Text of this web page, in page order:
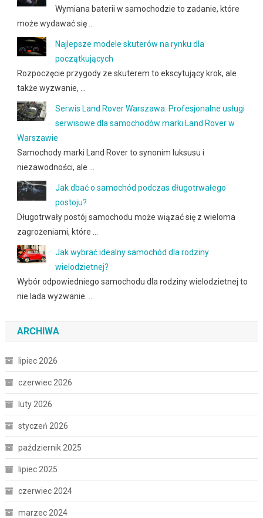
Wymiana baterii w samochodzie to zadanie, które
może wydawać się …
Najlepsze modele skuterów na rynku dla
początkujących
Rozpoczęcie przygody ze skuterem to ekscytujący krok, ale
także wyzwanie, …
Serwis Land Rover Warszawa: Profesjonalne usługi
serwisowe dla samochodów marki Land Rover w
Warszawie
Samochody marki Land Rover to synonim luksusu i
niezawodności, ale …
Jak dbać o samochód podczas długotrwałego
postoju?
Długotrwały postój samochodu może wiązać się z wieloma
zagrożeniami, które …
Jak wybrać idealny samochód dla rodziny
wielodzietnej?
Wybór odpowiedniego samochodu dla rodziny wielodzietnej to
nie lada wyzwanie. …
ARCHIWA
lipiec 2026
czerwiec 2026
luty 2026
styczeń 2026
październik 2025
lipiec 2025
czerwiec 2024
marzec 2024